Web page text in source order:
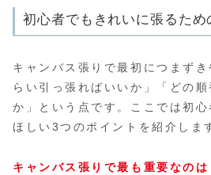
初心者でもきれいに張るため
キャンバス張りで最初につまずき
らい引っ張ればいいか」「どの
か」という点です。ここでは初
ほしい3つのポイントを紹介しま
キャンバス張りで最も重要なの